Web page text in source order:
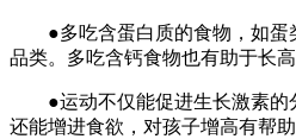
●多吃含蛋白质的食物，如蛋
品类。多吃含钙食物也有助于长高
●运动不仅能促进生长激素的
还能增进食欲，对孩子增高有帮